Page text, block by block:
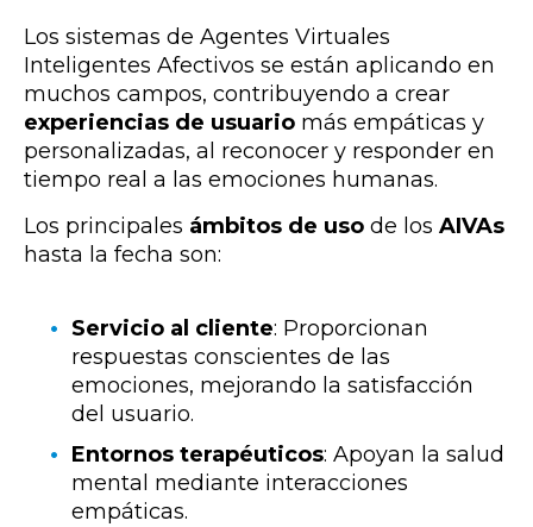
Los sistemas de Agentes Virtuales
Inteligentes Afectivos se están aplicando en
muchos campos, contribuyendo a crear
experiencias de usuario más empáticas y
personalizadas, al reconocer y responder en
tiempo real a las emociones humanas.
Los principales ámbitos de uso de los AIVAs
hasta la fecha son:
Servicio al cliente: Proporcionan
respuestas conscientes de las
emociones, mejorando la satisfacción
del usuario.
Entornos terapéuticos: Apoyan la salud
mental mediante interacciones
empáticas.